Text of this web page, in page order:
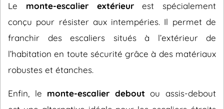
Le monte-escalier extérieurest spécialement
conçu pour résister aux intempéries. Il permet de
franchir des escaliers situés à l’extérieur de
l’habitation en toute sécurité grâce à des matériaux
robustes et étanches.
Enfin, le monte-escalier debout ou assis-debout